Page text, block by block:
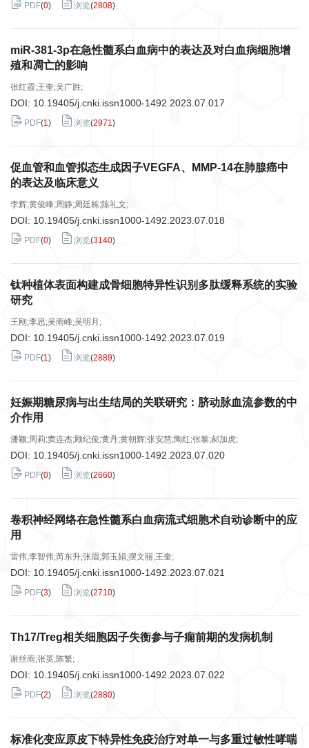
PDF(0) 浏览(2808)
miR-381-3p在急性髓系白血病中的表达及对白血病细胞增
殖和凋亡的影响
张红霞;王奎;吴广胜;
DOI: 10.19405/j.cnki.issn1000-1492.2023.07.017
PDF(1) 浏览(2971)
促血管和血管拟态生成因子VEGFA、MMP-14在肺腺癌中
的表达及临床意义
李辉;黄俊峰;周静;周廷栋;陈礼文;
DOI: 10.19405/j.cnki.issn1000-1492.2023.07.018
PDF(0) 浏览(3140)
钛种植体表面构建成骨细胞特异性识别多肽缓释系统的实验
研究
王刚;李思;吴雨峰;吴明月;
DOI: 10.19405/j.cnki.issn1000-1492.2023.07.019
PDF(1) 浏览(2889)
妊娠期糖尿病与出生结局的关联研究：脐动脉血流参数的中
介作用
潘颖;周莉;窦连杰;顾纪俊;黄丹;黄朝辉;张安慧;陶红;张黎;郝加虎;
DOI: 10.19405/j.cnki.issn1000-1492.2023.07.020
PDF(0) 浏览(2660)
卷积神经网络在急性髓系白血病流式细胞术自动诊断中的应
用
雷伟;李智伟;芮东升;张眉;郭玉娟;摆文丽;王奎;
DOI: 10.19405/j.cnki.issn1000-1492.2023.07.021
PDF(3) 浏览(2710)
Th17/Treg相关细胞因子失衡参与子痫前期的发病机制
谢丝雨;张英;陈繁;
DOI: 10.19405/j.cnki.issn1000-1492.2023.07.022
PDF(2) 浏览(2880)
标准化变应原皮下特异性免疫治疗对单一与多重过敏性哮喘